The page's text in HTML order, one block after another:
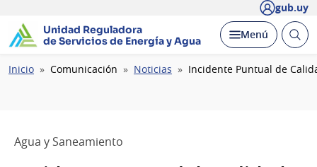
gub.uy
Unidad Reguladora
de Servicios de Energía y Agua
Desplegar
Menú Abrir
Ruta
Inicio Comunicación Noticias Incidente Puntual de
Agua y Saneamiento